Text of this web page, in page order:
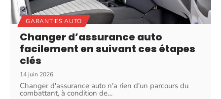
GARANTIES AUTO
Changer d’assurance auto
facilement en suivant ces étapes
clés
14 juin 2026
Changer d'assurance auto n'a rien d'un parcours du
combattant, à condition de…